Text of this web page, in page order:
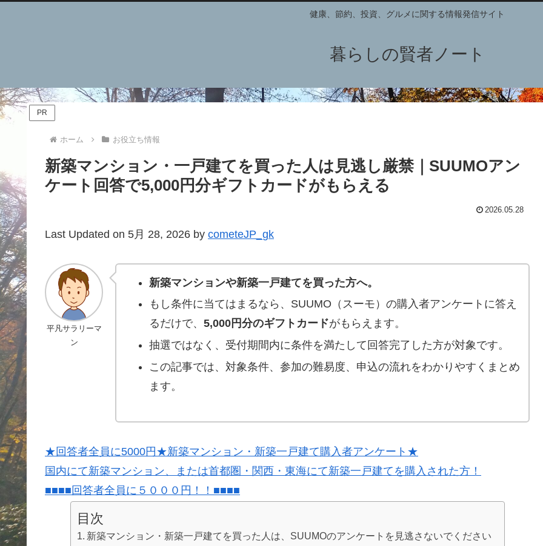
健康、節約、投資、グルメに関する情報発信サイト
暮らしの賢者ノート
PR
ホーム お役立ち情報
新築マンション・一戸建てを買った人は見逃し厳禁｜SUUMOアン
ケート回答で5,000円分ギフトカードがもらえる
2026.05.28
Last Updated on 5月 28, 2026 by cometeJP_gk
平凡サラリーマ
ン
新築マンションや新築一戸建てを買った方へ。
もし条件に当てはまるなら、SUUMO（スーモ）の購入者アンケートに答え
るだけで、 5,000円分のギフトカードがもらえます。
抽選ではなく、受付期間内に条件を満たして回答完了した方が対象です。
この記事では、対象条件、参加の難易度、申込の流れをわかりやすくまとめ
ます。
★回答者全員に5000円★新築マンション・新築一戸建て購入者アンケート★
国内にて新築マンション、または首都圏・関西・東海にて新築一戸建てを購入された方！
■■■■回答者全員に５０００円！！■■■■
目次
新築マンション・新築一戸建てを買った人は、SUUMOのアンケートを見逃さないでください